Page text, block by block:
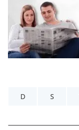
D
S